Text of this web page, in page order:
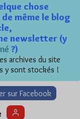
chose
même le blog
newsletter (y
?)
archives du site
y sont stockés !
sur Facebook